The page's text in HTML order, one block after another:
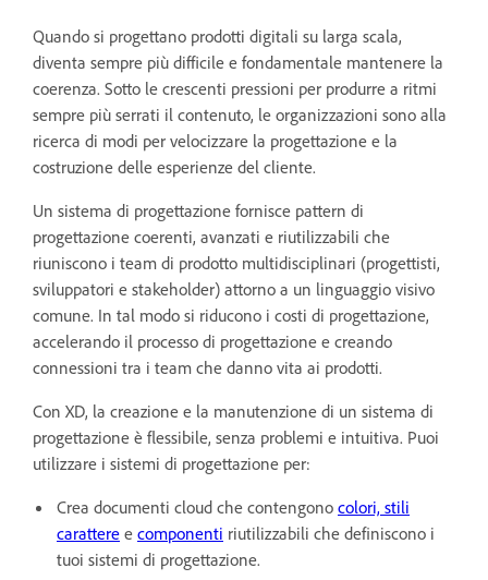
Quando si progettano prodotti digitali su larga scala,
diventa sempre più difficile e fondamentale mantenere la
coerenza. Sotto le crescenti pressioni per produrre a ritmi
sempre più serrati il contenuto, le organizzazioni sono alla
ricerca di modi per velocizzare la progettazione e la
costruzione delle esperienze del cliente.
Un sistema di progettazione fornisce pattern di
progettazione coerenti, avanzati e riutilizzabili che
riuniscono i team di prodotto multidisciplinari (progettisti,
sviluppatori e stakeholder) attorno a un linguaggio visivo
comune. In tal modo si riducono i costi di progettazione,
accelerando il processo di progettazione e creando
connessioni tra i team che danno vita ai prodotti.
Con XD, la creazione e la manutenzione di un sistema di
progettazione è flessibile, senza problemi e intuitiva. Puoi
utilizzare i sistemi di progettazione per:
Crea documenti cloud che contengono colori, stili
carattere e componenti riutilizzabili che definiscono i
tuoi sistemi di progettazione.